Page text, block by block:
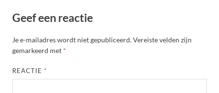
Geef een reactie
Je e-mailadres wordt niet gepubliceerd.Vereiste velden zijn
gemarkeerd met *
REACTIE *